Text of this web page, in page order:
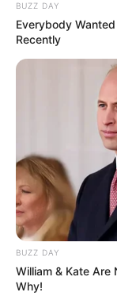
Natasha Wilona
Notnot
BUZZ DAY
Everybody
Recently
BUZZ DAY
William & Kate Are
Why!